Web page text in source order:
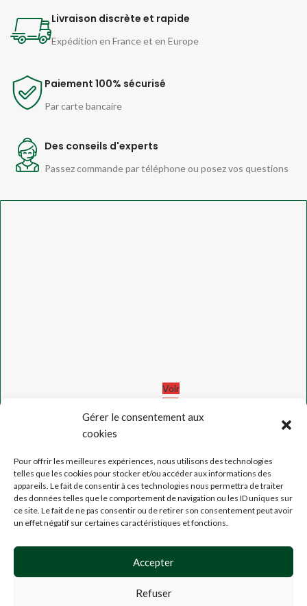
Gérer le consentement aux
cookies
Pour offrir les meilleures expériences, nous utilisons des technologies
telles que les cookies pour stocker et/ou accéder aux informations des
appareils. Le fait de consentir à ces technologies nous permettra de traiter
des données telles que le comportement de navigation ou les ID uniques sur
ce site. Le fait de ne pas consentir ou de retirer son consentement peut avoir
un effet négatif sur certaines caractéristiques et fonctions.
Accepter
Refuser
Livraison discrète et rapide
Expédition en France et en Europe
Paiement 100% sécurisé
Par carte bancaire
Des conseils d'experts
Passez commande par téléphone ou posez vos questions
Voir
avis
MENTION
LÉGALES
CGU,
CGV
PARTENAIRES
&
POINTS
DE